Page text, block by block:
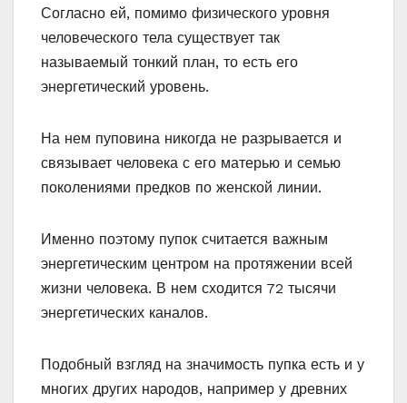
Согласно ей, помимо физического уровня
человеческого тела существует так
называемый тонкий план, то есть его
энергетический уровень.
На нем пуповина никогда не разрывается и
связывает человека с его матерью и семью
поколениями предков по женской линии.
Именно поэтому пупок считается важным
энергетическим центром на протяжении всей
жизни человека. В нем сходится 72 тысячи
энергетических каналов.
Подобный взгляд на значимость пупка есть и у
многих других народов, например у древних